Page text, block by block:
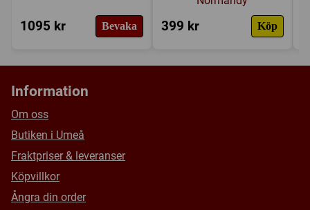
1095 kr Bevaka 399 kr Köp
Information
Om oss
Butiken i Umeå
Fraktpriser & leveranser
Köpvillkor
Ångra din order